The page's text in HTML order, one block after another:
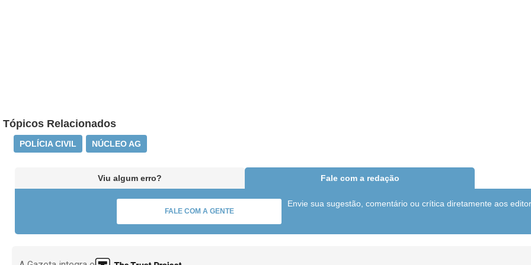
Tópicos Relacionados
POLÍCIA CIVIL NÚCLEO AG
Viu algum erro? Fale com a redação
FALE COM A GENTE
Envie sua sugestão, comentário ou crítica diretamente aos